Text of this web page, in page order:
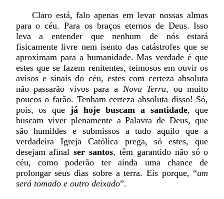
Claro está, falo apenas em levar nossas almas
para o céu. Para os braços eternos de Deus. Isso
leva a entender que nenhum de nós estará
fisicamente livre nem isento das catástrofes que se
aproximam para a humanidade. Mas verdade é que
estes que se fazem renitentes, teimosos em ouvir os
avisos e sinais do céu, estes com certeza absoluta
não passarão vivos para a Nova Terra, ou muito
poucos o farão. Tenham certeza absoluta disso! Só,
pois, os quejá hoje buscam a santidade, que
buscam viver plenamente a Palavra de Deus, que
são humildes e submissos a tudo aquilo que a
verdadeira Igreja Católica prega, só estes, que
desejam afinalser santos, têm garantido não só o
céu, como poderão ter ainda uma chance de
prolongar seus dias sobre a terra. Eis porque, “um
será tomado e outro deixado”.